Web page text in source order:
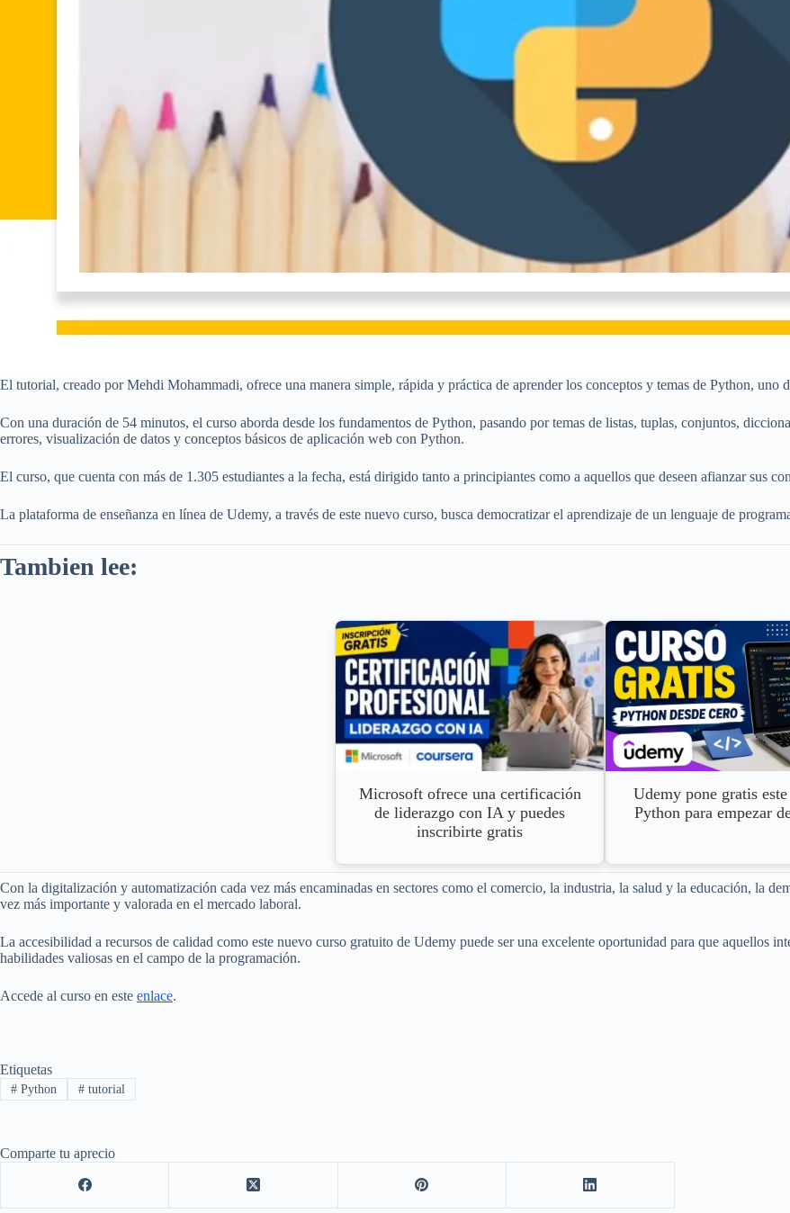
El tutorial, creado por Mehdi Mohammadi, ofrece una manera simple, rápida y práctica de aprender los conceptos y temas de Python, uno
Con una duración de 54 minutos, el curso aborda desde los fundamentos de Python, pasando por temas de listas, tuplas, conjuntos,
errores, visualización de datos y conceptos básicos de aplicación web con Python.
El curso, que cuenta con más de 1.305 estudiantes a la fecha, está dirigido tanto a principiantes como a aquellos que deseen afianzar sus
La plataforma de enseñanza en línea de Udemy, a través de este nuevo curso, busca democratizar el aprendizaje de un lenguaje de
Tambien lee:
Microsoft ofrece una certificación
de liderazgo con IA y puedes
inscribirte gratis
Udemy pone gratis
Python para empezar
Con la digitalización y automatización cada vez más encaminadas en sectores como el comercio, la industria, la salud y la educación, la
vez más importante y valorada en el mercado laboral.
La accesibilidad a recursos de calidad como este nuevo curso gratuito de Udemy puede ser una excelente oportunidad para que aquellos
habilidades valiosas en el campo de la programación.
Accede al curso en este enlace.
Etiquetas
#Python #tutorial
Comparte tu aprecio